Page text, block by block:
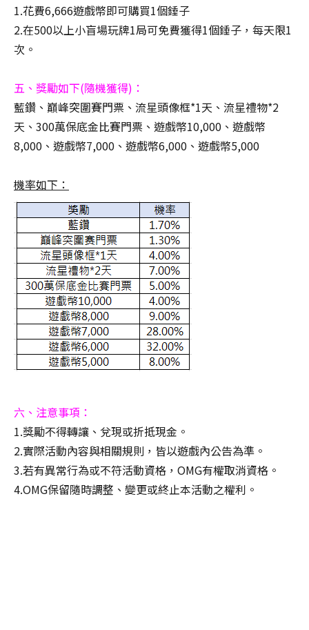
1.花費6,666遊戲幣即可購買1個錘子
2.在500以上小盲場玩牌1局可免費獲得1個錘子，每天限1
次。
五、獎勵如下(隨機獲得)：
藍鑽、巔峰突圍賽門票、流星頭像框*1天、流星禮物*2
天、300萬保底金比賽門票、遊戲幣10,000、遊戲幣
8,000、遊戲幣7,000、遊戲幣6,000、遊戲幣5,000
機率如下：
六、注意事項：
1.獎勵不得轉讓、兌現或折抵現金。
2.實際活動內容與相關規則，皆以遊戲內公告為準。
3.若有異常行為或不符活動資格，OMG有權取消資格。
4.OMG保留隨時調整、變更或終止本活動之權利。